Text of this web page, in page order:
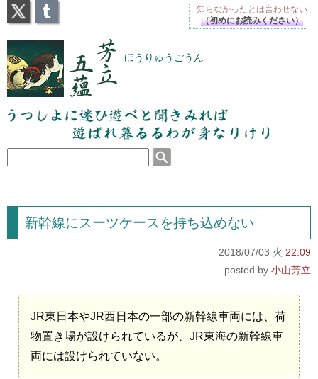
芳立五蘊 ほうりゅうごうん
うつしよに迷ひ遊べと聞きみれば遊ばれ暮るるわが
身なりけり
新幹線にスーツケースを持ち込めない
2018/07/03 火 22:09
小山芳立
JR東日本やJR西日本の一部の新幹線車両には、荷
物置き場が設けられているが、JR東海の新幹線車
両には設けられていない。
知らなかったとは言わせない
（初めにお読みください）
X Tumblr